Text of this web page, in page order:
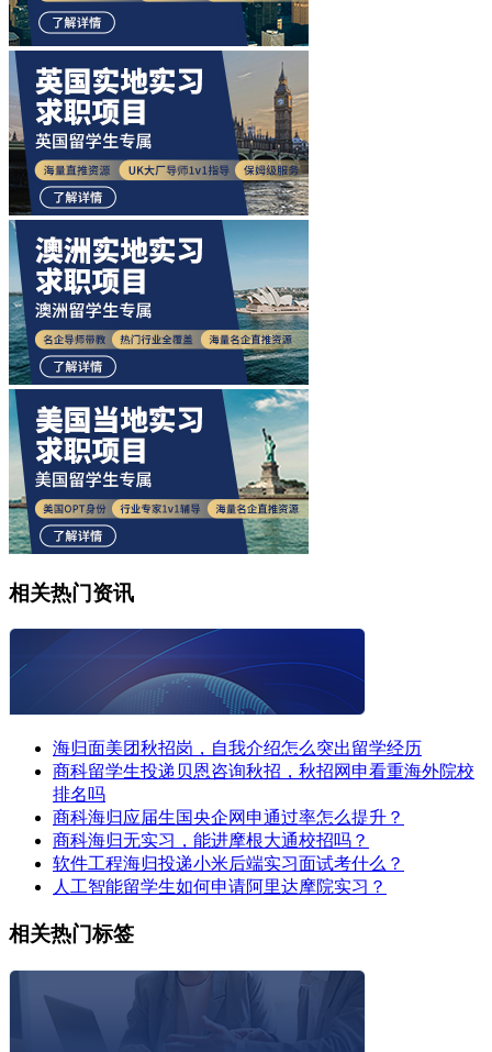
相关热门资讯
海归面美团秋招岗，自我介绍怎么突出留学经历
商科留学生投递贝恩咨询秋招，秋招网申看重海外院校
排名吗
商科海归应届生国央企网申通过率怎么提升？
商科海归无实习，能进摩根大通校招吗？
软件工程海归投递小米后端实习面试考什么？
人工智能留学生如何申请阿里达摩院实习？
相关热门标签